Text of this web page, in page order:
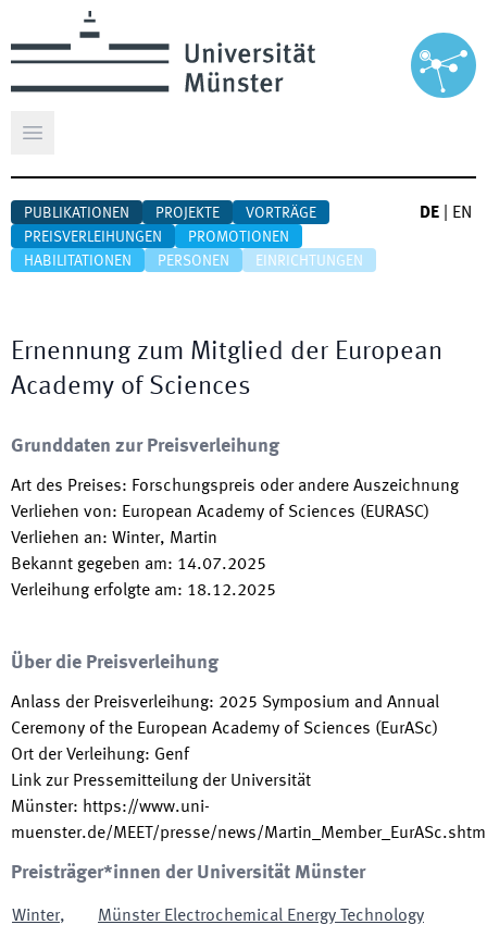
Hauptmenü öffnen
PUBLIKATIONEN PROJEKTE
VORTRÄGE
PREISVERLEIHUNGEN
PROMOTIONEN
HABILITATIONEN
PERSONEN EINRICHTUNGEN
DE EN
Ernennung zum Mitglied der European
Academy of Sciences
Grunddaten zur Preisverleihung
Art des Preises: Forschungspreis oder andere Auszeichnung
Verliehen von: European Academy of Sciences (EURASC)
Verliehen an: Winter, Martin
Bekannt gegeben am: 14.07.2025
Verleihung erfolgte am: 18.12.2025
Über die Preisverleihung
Anlass der Preisverleihung: 2025 Symposium and Annual
Ceremony of the European Academy of Sciences (EurASc)
Ort der Verleihung: Genf
Link zur Pressemitteilung der Universität
Münster: https://www.uni-
muenster.de/MEET/presse/news/
Preisträger*innen der Universität Münster
Winter,
Münster Electrochemical Energy Technology